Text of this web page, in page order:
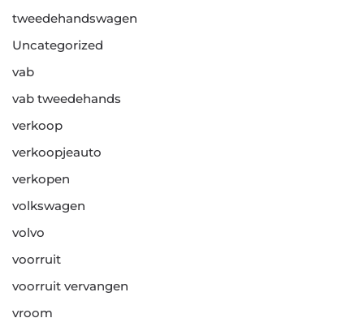
tweedehandswagen
Uncategorized
vab
vab tweedehands
verkoop
verkoopjeauto
verkopen
volkswagen
volvo
voorruit
voorruit vervangen
vroom